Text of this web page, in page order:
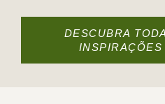
DESCUBRA